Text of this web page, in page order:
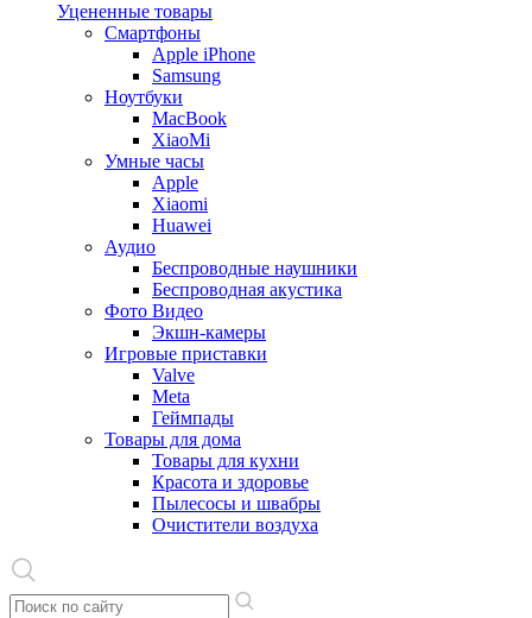
Уцененные товары
Cмартфоны
Apple iPhone
Samsung
Ноутбуки
MacBook
XiaoMi
Умные часы
Apple
Xiaomi
Huawei
Аудио
Беспроводные наушники
Беспроводная акустика
Фото Видео
Экшн-камеры
Игровые приставки
Valve
Meta
Геймпады
Товары для дома
Товары для кухни
Красота и здоровье
Пылесосы и швабры
Очистители воздуха